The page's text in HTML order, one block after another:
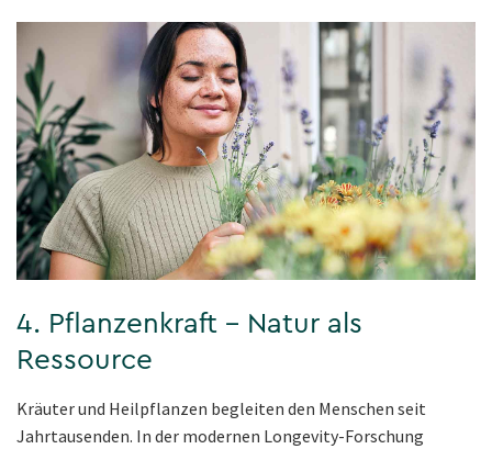
4. Pflanzenkraft – Natur als
Ressource
Kräuter und Heilpflanzen begleiten den Menschen seit
Jahrtausenden. In der modernen Longevity-Forschung